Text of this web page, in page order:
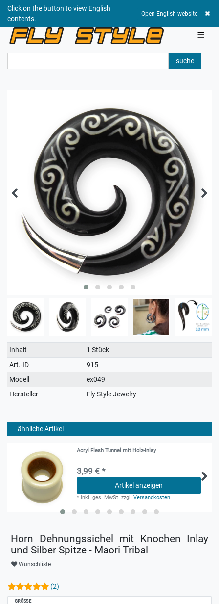
Click on the button to view English
contents.
Open English website
☰
suche
Technisches
Merkmal
Wert
Inhalt
1 Stück
Art.-ID
915
Modell
ex049
Hersteller
Fly Style Jewelry
ähnliche Artikel
Acryl Flesh Tunnel mit Holz-Inlay
3,99 € *
Artikel anzeigen
* inkl. ges. MwSt. zzgl.Versandkosten
Horn Dehnungssichel mit Knochen Inlay
und Silber Spitze - Maori Tribal
Wunschliste
(2)
GRÖSSE